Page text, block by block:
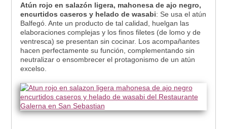
Atún rojo en salazón ligera, mahonesa de ajo negro,
encurtidos caseros y helado de wasabi: Se usa el atún
Balfegó. Ante un producto de tal calidad, huelgan las
elaboraciones complejas y los finos filetes (de lomo y de
ventresca) se presentan sin cocinar. Los acompañantes
hacen perfectamente su función, complementando sin
neutralizar o ensombrecer el protagonismo de un atún
excelso.